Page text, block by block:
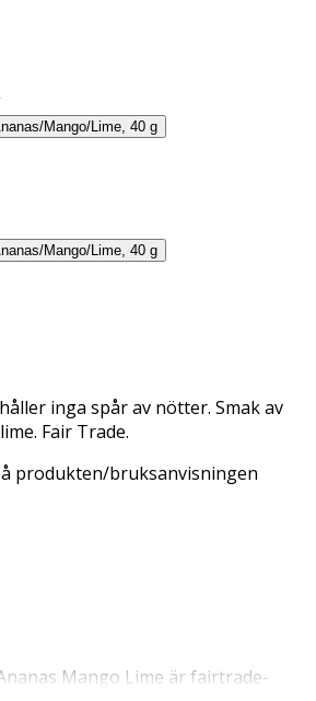
Mango/Lime, 40 g
Mango/Lime, 40 g
inga spår av nötter. Smak av
Fair Trade.
produkten/bruksanvisningen
Mango Lime är fairtrade-